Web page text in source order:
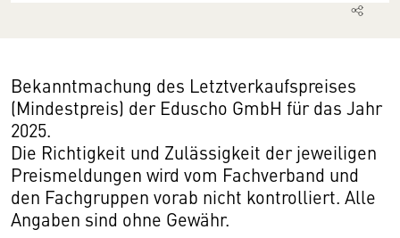
Bekanntmachung des Letztverkaufspreises
(Mindestpreis) der Eduscho GmbH für das Jahr
2025.
Die Richtigkeit und Zulässigkeit der jeweiligen
Preismeldungen wird vom Fachverband und
den Fachgruppen vorab nicht kontrolliert. Alle
Angaben sind ohne Gewähr.